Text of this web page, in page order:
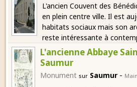
L'ancien Couvent des
en plein centre ville. Il est
habitats sociaux mais son
reste intéressante à
L'ancienne Abbaye
Saumur
Monument sur Saumur -